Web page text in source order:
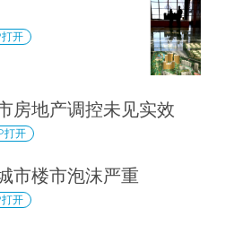
开
房地产调控未见实效
打开
市楼市泡沫严重
开